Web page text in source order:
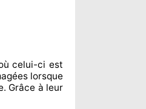
celui-ci est
lorsque
. Grâce à leur